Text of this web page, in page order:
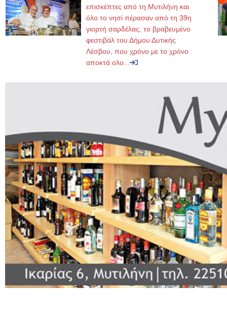
επισκέπτες από τη Μυτιλήνη και
όλο το νησί πέρασαν από τη 39η
γιορτή σαρδέλας, το βραβευμένο
φεστιβάλ του Δήμου Δυτικής
Λέσβου, που χρόνο με το χρόνο
αποκτά ολο...